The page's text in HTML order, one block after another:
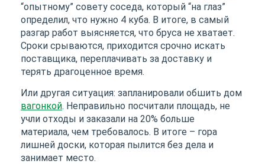
“опытному” совету соседа, который “на глаз”
определил, что нужно 4 куба. В итоге, в самый
разгар работ выясняется, что бруса не хватает.
Сроки срываются, приходится срочно искать
поставщика, переплачивать за доставку и
терять драгоценное время.
Или другая ситуация: запланировали обшить дом
вагонкой. Неправильно посчитали площадь, не
учли отходы и заказали на 20% больше
материала, чем требовалось. В итоге – гора
лишней доски, которая пылится без дела и
занимает место.